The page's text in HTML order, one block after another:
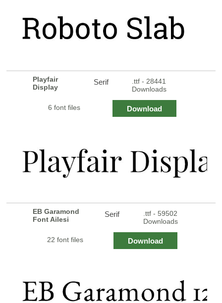
Playfair
Display
Serif
.ttf - 28441
Downloads
6 font files Download
EB Garamond
Font Ailesi
Serif
.ttf - 59502
Downloads
22 font files Download